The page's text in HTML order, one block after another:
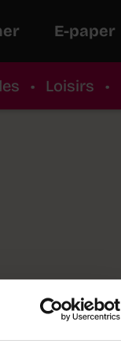
E-paper
• Loisirs •